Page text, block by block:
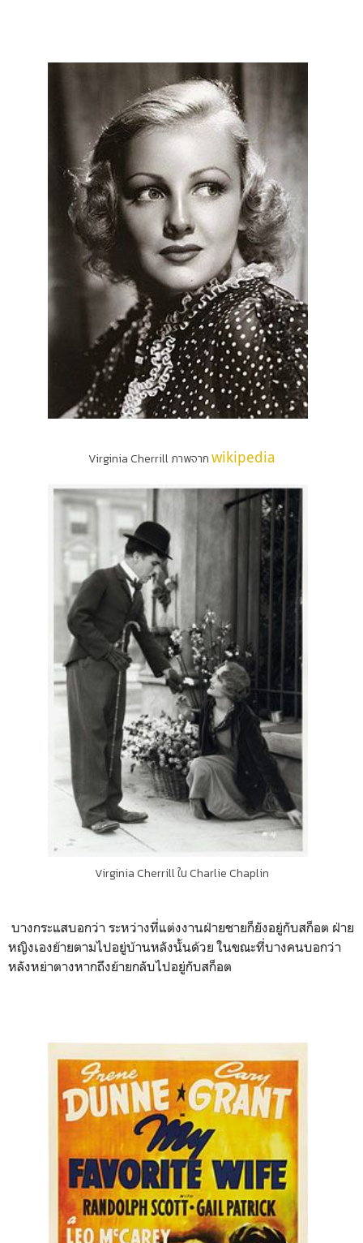
Virginia Cherrill ภาพจากwikipedia
Virginia Cherrill ใน Charlie Chaplin
บางกระแสบอกว่า ระหว่างที่แต่งงานฝ่ายชายก็ยังอยู่กับสก็อต ฝ่าย
หญิงเองย้ายตามไปอยู่บ้านหลังนั้นด้วย ในขณะที่บางคนบอกว่า
หลังหย่าตางหากถึงย้ายกลับไปอยู่กับสก็อต